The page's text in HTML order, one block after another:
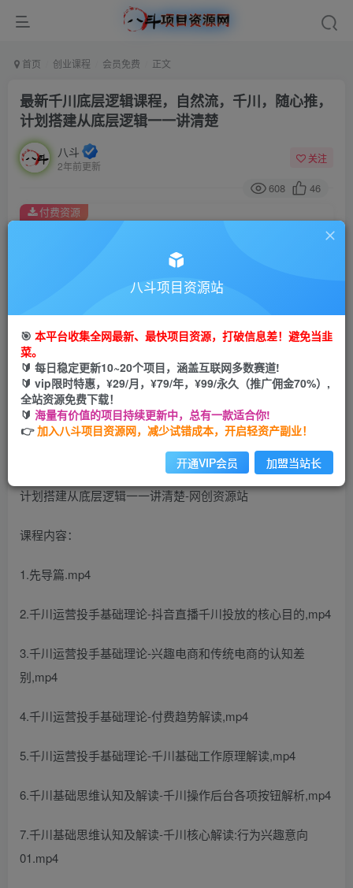
首页 创业课程 会员免费 正文
最新千川底层逻辑课程，自然流，千川，随心推，
计划搭建从底层逻辑一一讲清楚
八斗
2年前更新
关注
608 46
此内容为付费资源，请付费后查看
金币9.9 金币99
会员免费
您当前未登录！建议登陆后购买，可保存购买订单
付费资源
课程内容：
1.先导篇.mp4
2.千川运营投手基础理论-抖音直播千川投放的核心目的,mp4
3.千川运营投手基础理论-兴趣电商和传统电商的认知差
别,mp4
4.千川运营投手基础理论-付费趋势解读,mp4
5.千川运营投手基础理论-千川基础工作原理解读,mp4
6.千川基础思维认知及解读-千川操作后台各项按钮解析,mp4
7.千川基础思维认知及解读-千川核心解读:行为兴趣意向
01.mp4
八斗项目资源站
🎯 本平台收集全网最新、最快项目资源，打破信息差！避免当韭
菜。
🔰 每日稳定更新10~20个项目，涵盖互联网多数赛道!
🔰 vip限时特惠，¥29/月，¥79/年，¥99/永久（推广佣金70%）,
全站资源免费下载！
🔰 海量有价值的项目持续更新中，总有一款适合你!
👉加入八斗项目资源网，减少试错成本，开启轻资产副业！
开通VIP会员 加盟当站长